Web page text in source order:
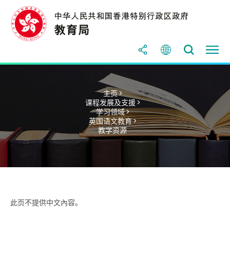
主页 >
课程发展及支援 >
学习领域 >
英国语文教育 >
教学资源
此页不提供中文內容。